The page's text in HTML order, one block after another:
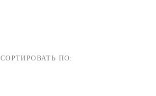
СОРТИРОВАТЬ ПО: